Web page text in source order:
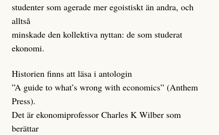
studenter som agerade mer egoistiskt än andra, och
alltså
minskade den kollektiva nyttan: de som studerat
ekonomi.
Historien finns att läsa i antologin
”A guide to what’s wrong with economics” (Anthem
Press).
Det är ekonomiprofessor Charles K Wilber som
berättar